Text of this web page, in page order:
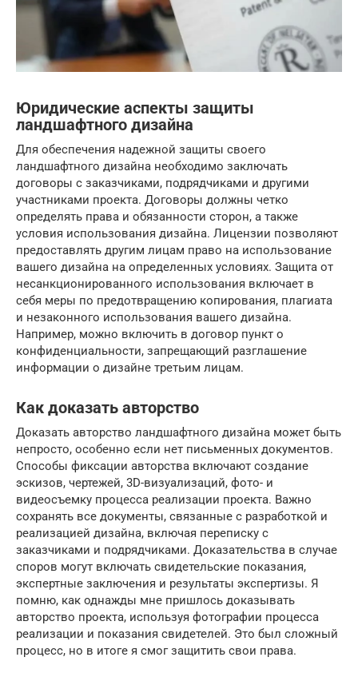
Юридические аспекты защиты
ландшафтного дизайна
Для обеспечения надежной защиты своего
ландшафтного дизайна необходимо заключать
договоры с заказчиками, подрядчиками и другими
участниками проекта. Договоры должны четко
определять права и обязанности сторон, а также
условия использования дизайна. Лицензии позволяют
предоставлять другим лицам право на использование
вашего дизайна на определенных условиях. Защита от
несанкционированного использования включает в
себя меры по предотвращению копирования, плагиата
и незаконного использования вашего дизайна.
Например, можно включить в договор пункт о
конфиденциальности, запрещающий разглашение
информации о дизайне третьим лицам.
Как доказать авторство
Доказать авторство ландшафтного дизайна может быть
непросто, особенно если нет письменных документов.
Способы фиксации авторства включают создание
эскизов, чертежей, 3D-визуализаций, фото- и
видеосъемку процесса реализации проекта. Важно
сохранять все документы, связанные с разработкой и
реализацией дизайна, включая переписку с
заказчиками и подрядчиками. Доказательства в случае
споров могут включать свидетельские показания,
экспертные заключения и результаты экспертизы. Я
помню, как однажды мне пришлось доказывать
авторство проекта, используя фотографии процесса
реализации и показания свидетелей. Это был сложный
процесс, но в итоге я смог защитить свои права.